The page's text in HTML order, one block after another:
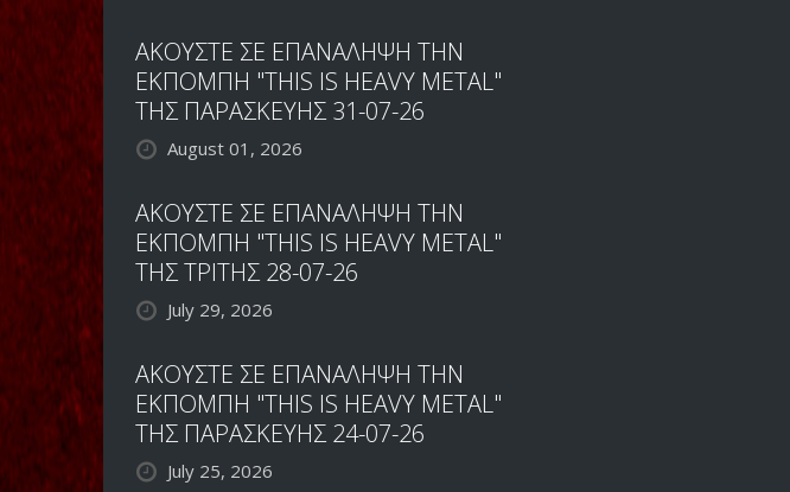
ΑΚΟΥΣΤΕ ΣΕ ΕΠΑΝΑΛΗΨΗ ΤΗΝ
ΕΚΠΟΜΠΗ "THIS IS HEAVY METAL"
ΤΗΣ ΠΑΡΑΣΚΕΥΗΣ 31-07-26
August 01, 2026
ΑΚΟΥΣΤΕ ΣΕ ΕΠΑΝΑΛΗΨΗ ΤΗΝ
ΕΚΠΟΜΠΗ "THIS IS HEAVY METAL"
ΤΗΣ ΤΡΙΤΗΣ 28-07-26
July 29, 2026
ΑΚΟΥΣΤΕ ΣΕ ΕΠΑΝΑΛΗΨΗ ΤΗΝ
ΕΚΠΟΜΠΗ "THIS IS HEAVY METAL"
ΤΗΣ ΠΑΡΑΣΚΕΥΗΣ 24-07-26
July 25, 2026